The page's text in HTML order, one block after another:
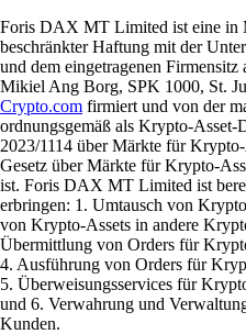
Foris DAX MT Limited ist eine in
beschränkter Haftung mit der
und dem eingetragenen
Mikiel Ang Borg, SPK 1000, St.
Crypto.com firmiert und von der
ordnungsgemäß als Krypto-Asset-
2023/1114 über Märkte für
Gesetz über Märkte für Krypto-
ist. Foris DAX MT Limited ist
erbringen: 1. Umtausch von
von Krypto-Assets in andere
Übermittlung von Orders für
4. Ausführung von Orders für
5. Überweisungsservices für
und 6. Verwahrung und
Kunden.